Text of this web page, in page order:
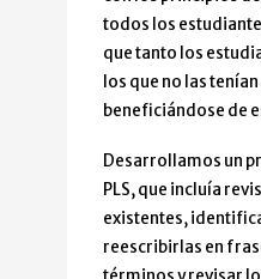
todos los
que tanto los
los que no las
beneficiándose de
Desarrollamos un
PLS, que incluía
existentes,
reescribirlas en